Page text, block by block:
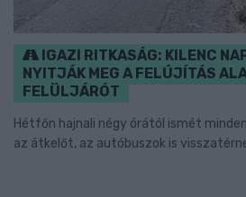
IGAZI RITKASÁG: KILENC
NYITJÁK MEG A FELÚJÍTÁS
FELÜLJÁRÓT
Hétfőn hajnali négy órától ismét
az átkelőt, az autóbuszok is